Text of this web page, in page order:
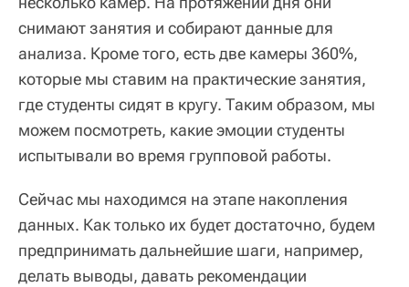
снимают занятия и собирают данные для
анализа. Кроме того, есть две камеры 360%,
которые мы ставим на практические занятия,
где студенты сидят в кругу. Таким образом, мы
можем посмотреть, какие эмоции студенты
испытывали во время групповой работы.
Сейчас мы находимся на этапе накопления
данных. Как только их будет достаточно, будем
предпринимать дальнейшие шаги, например,
делать выводы, давать рекомендации